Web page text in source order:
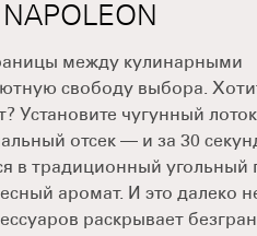
между кулинарными
свободу выбора.
Установите чугунный
отсек — и за 30
в традиционный угольный
аромат. И это далеко
раскрывает